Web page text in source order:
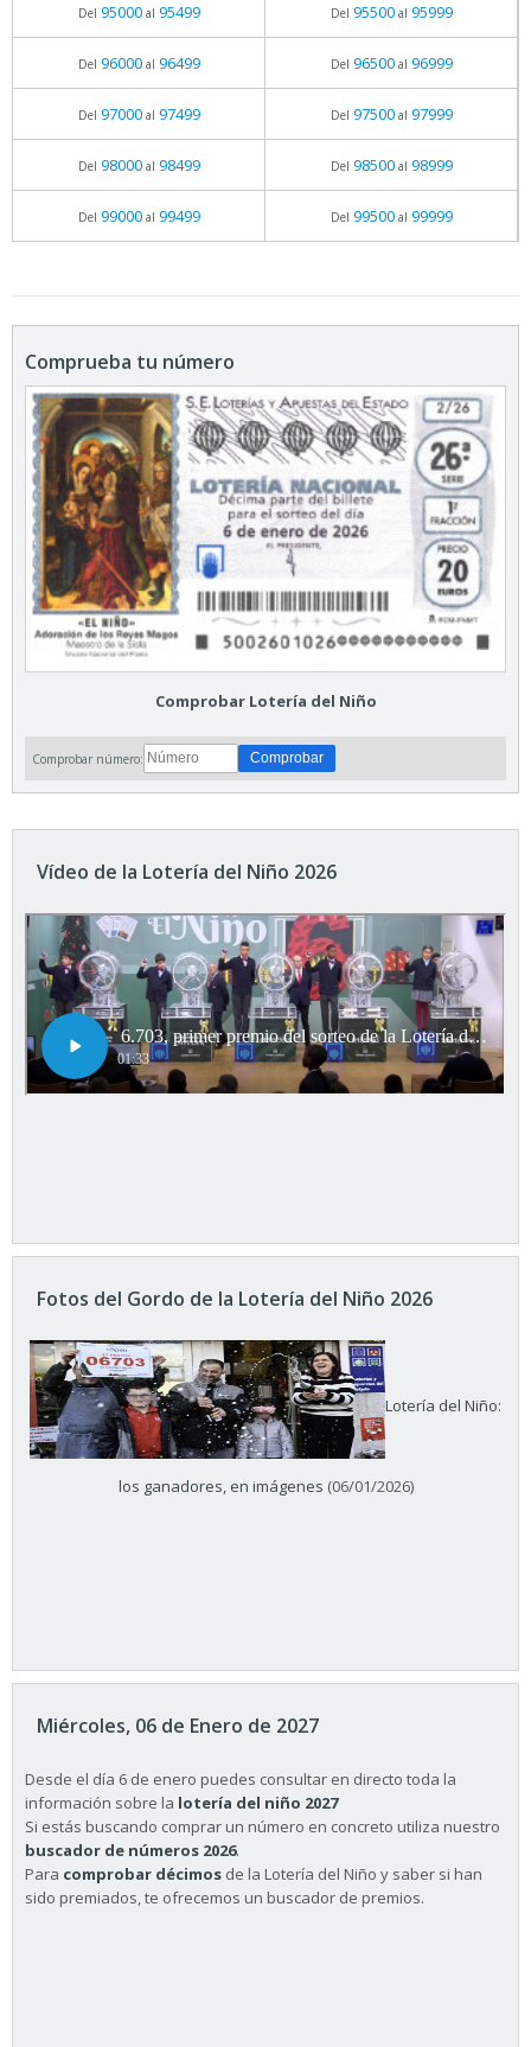
Del 95000al 95499 Del 95500al 95999
Del 96000al 96499 Del 96500al 96999
Del 97000al 97499 Del 97500al 97999
Del 98000al 98499 Del 98500al 98999
Del 99000al 99499 Del 99500al 99999
Comprueba tu número
Comprobar Lotería del Niño
Comprobar número:
Vídeo de la Lotería del Niño 2026
Fotos del Gordo de la Lotería del Niño 2026
Lotería del Niño:
los ganadores, en imágenes (06/01/2026)
Miércoles, 06 de Enero de 2027
Desde el día 6 de enero puedes consultar en directo toda la
información sobre la lotería del niño 2027
Si estás buscando comprar un número en concreto utiliza nuestro
buscador de números 2026.
Para comprobar décimos de la Lotería del Niño y saber si han
sido premiados, te ofrecemos un buscador de premios.